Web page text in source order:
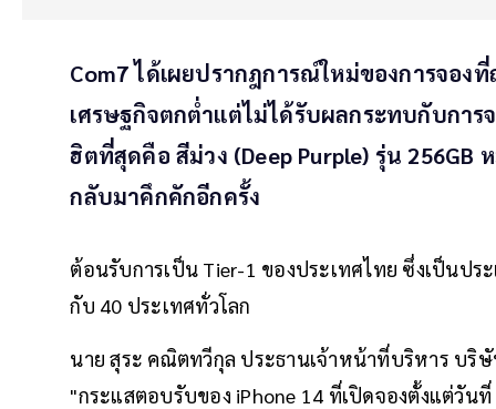
Com7 ได้เผยปรากฎการณ์ใหม่ของการจอ
เศรษฐกิจตกต่ำแต่ไม่ได้รับผลกระทบกับการ
ฮิตที่สุดคือ สีม่วง (Deep Purple) รุ่น
กลับมาคึกคักอีกครั้ง
ต้อนรับการเป็น Tier-1 ของประเทศไทย ซึ่งเป็นป
กับ 40 ประเทศทั่วโลก
นาย สุระ คณิตทวีกุล ประธานเจ้าหน้าที่บริหาร บริ
"กระแสตอบรับของ iPhone 14 ที่เปิดจองตั้งแต่วัน